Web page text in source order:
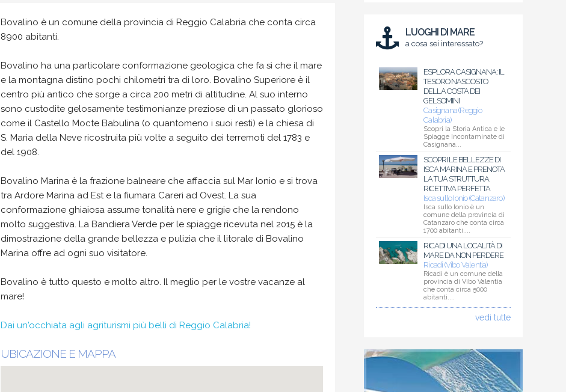
Bovalino è un comune della provincia di Reggio Calabria che conta circa
8900 abitanti.
Bovalino ha una particolare conformazione geologica che fa sì che il mare
e la montagna distino pochi chilometri tra di loro. Bovalino Superiore è il
centro più antico che sorge a circa 200 metri di altitudine. Al suo interno
sono custodite gelosamente testimonianze preziose di un passato glorioso
come il Castello Mocte Babulina (o quantomeno i suoi resti) e la chiesa di
S. Maria della Neve ricostruita più volte a seguito dei terremoti del 1783 e
del 1908.
Bovalino Marina è la frazione balneare che affaccia sul Mar Ionio e si trova
tra Ardore Marina ad Est e la fiumara Careri ad Ovest. La sua
conformazione ghiaiosa assume tonalità nere e grigie che la rendono
molto suggestiva. La Bandiera Verde per le spiagge ricevuta nel 2015 è la
dimostrazione della grande bellezza e pulizia che il litorale di Bovalino
Marina offre ad ogni suo visitatore.
Bovalino è tutto questo e molto altro. Il meglio per le vostre vacanze al
mare!
Dai un'occhiata agli agriturismi più belli di Reggio Calabria!
UBICAZIONE E MAPPA
LUOGHI DI MARE
a cosa sei interessato?
ESPLORA CASIGNANA: IL
TESORO NASCOSTO
DELLA COSTA DEI
GELSOMINI
Casignana (Reggio
Calabria)
Scopri la Storia Antica e le
Spiagge Incontaminate di
Casignana...
SCOPRI LE BELLEZZE DI
ISCA MARINA E PRENOTA
LA TUA STRUTTURA
RICETTIVA PERFETTA
Isca sullo Ionio (Catanzaro)
Isca sullo Ionio è un
comune della provincia di
Catanzaro che conta circa
1700 abitanti....
RICADI UNA LOCALITÀ DI
MARE DA NON PERDERE
Ricadi (Vibo Valentia)
Ricadi è un comune della
provincia di Vibo Valentia
che conta circa 5000
abitanti....
vedi tutte